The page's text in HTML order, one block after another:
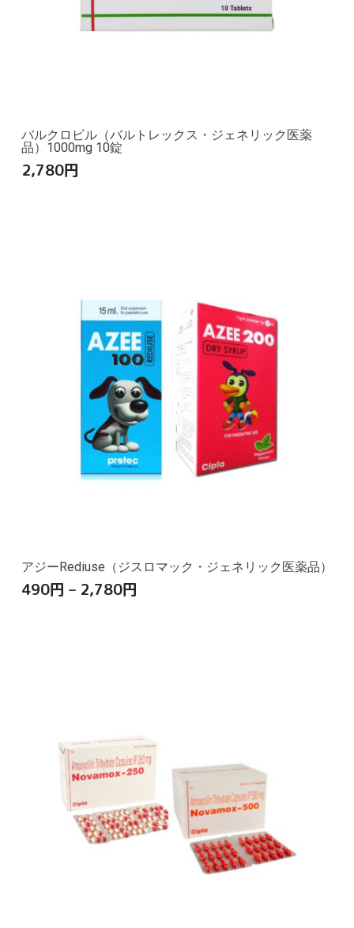
バルクロビル（バルトレックス・ジェネリック医薬
品）1000mg 10錠
2,780円
アジーRediuse（ジスロマック・ジェネリック医薬品）
490円 – 2,780円